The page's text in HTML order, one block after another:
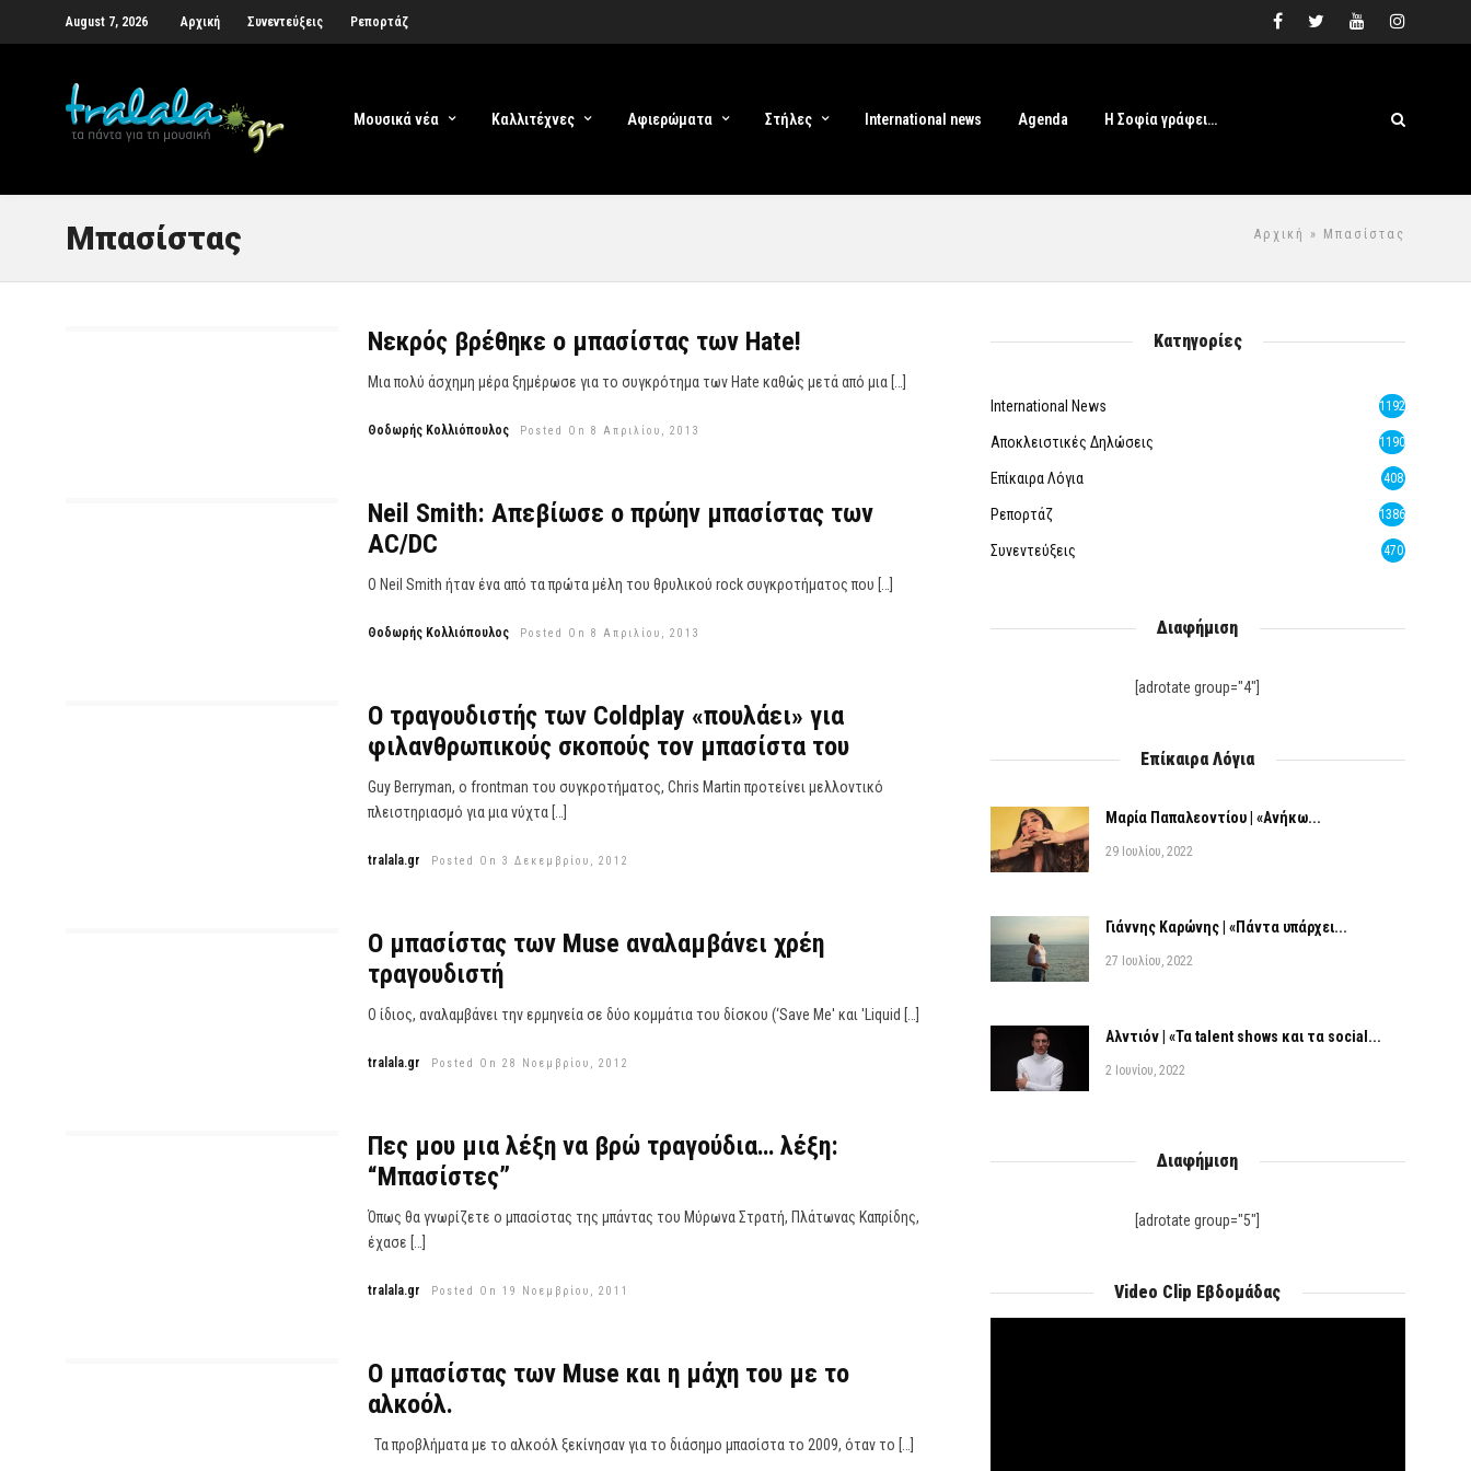
August 7, 2026 Αρχική Συνεντεύξεις Ρεπορτάζ
Μουσικά νέα Καλλιτέχνες Αφιερώματα Στήλες International news Agenda Η Σοφία γράφει…
Αρχική » Μπασίστας
Μπασίστας
Νεκρός βρέθηκε ο μπασίστας των Hate!
Μια πολύ άσχημη μέρα ξημέρωσε για το συγκρότημα των Hate καθώς μετά από μια […]
Θοδωρής Κολλιόπουλος Posted On 8 Απριλίου, 2013
Neil Smith: Απεβίωσε ο πρώην μπασίστας των
AC/DC
Ο Neil Smith ήταν ένα από τα πρώτα μέλη του θρυλικού rock συγκροτήματος που […]
Θοδωρής Κολλιόπουλος Posted On 8 Απριλίου, 2013
Ο τραγουδιστής των Coldplay «πουλάει» για
φιλανθρωπικούς σκοπούς τον μπασίστα του
Guy Berryman, ο frontman του συγκροτήματος, Chris Martin προτείνει μελλοντικό
πλειστηριασμό για μια νύχτα […]
tralala.gr Posted On 3 Δεκεμβρίου, 2012
Ο μπασίστας των Muse αναλαμβάνει χρέη
τραγουδιστή
Ο ίδιος, αναλαμβάνει την ερμηνεία σε δύο κομμάτια του δίσκου (‘Save Me' και 'Liquid […]
tralala.gr Posted On 28 Νοεμβρίου, 2012
Πες μου μια λέξη να βρώ τραγούδια… λέξη:
“Μπασίστες”
Όπως θα γνωρίζετε ο μπασίστας της μπάντας του Μύρωνα Στρατή, Πλάτωνας Καπρίδης,
έχασε […]
tralala.gr Posted On 19 Νοεμβρίου, 2011
Ο μπασίστας των Muse και η μάχη του με το
αλκοόλ.
Τα προβλήματα με το αλκοόλ ξεκίνησαν για το διάσημο μπασίστα το 2009, όταν το […]
Κατηγορίες
International News 1192
Αποκλειστικές Δηλώσεις 1190
Επίκαιρα Λόγια 408
Ρεπορτάζ 1386
Συνεντεύξεις 470
Διαφήμιση
[adrotate group="4"]
Επίκαιρα Λόγια
Μαρία Παπαλεοντίου | «Ανήκω...
29 Ιουλίου, 2022
Γιάννης Καρώνης | «Πάντα υπάρχει...
27 Ιουλίου, 2022
Αλντιόν | «Τα talent shows και τα social...
2 Ιουνίου, 2022
Διαφήμιση
[adrotate group="5"]
Video Clip Εβδομάδας